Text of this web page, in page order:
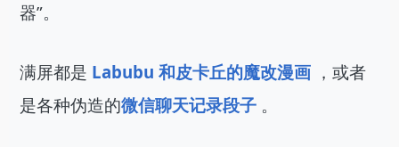
器”。
满屏都是 Labubu 和皮卡丘的魔改漫画 ，或者
是各种伪造的微信聊天记录段子 。